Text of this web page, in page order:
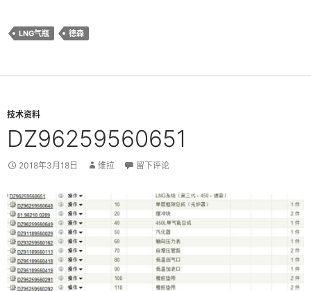
LNG气瓶 德森
技术资料
DZ96259560651
2018年3月18日 维拉 留下评论